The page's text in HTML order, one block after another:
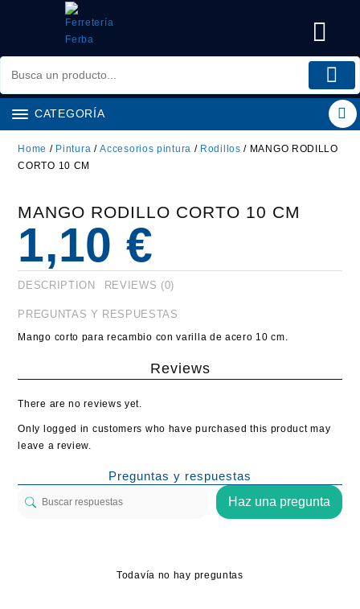
CATEGORÍA
Home / Pintura /Accesorios pintura / Rodillos / MANGO RODILLO
CORTO 10 CM
MANGO RODILLO CORTO 10 CM
1,10 €
DESCRIPTION REVIEWS (0)
PREGUNTAS Y RESPUESTAS
Mango corto para recambio con varilla de acero 10 cm.
Reviews
There are no reviews yet.
Only logged in customers who have purchased this product may
leave a review.
Preguntas y respuestas
Haz una pregunta
Todavía no hay preguntas